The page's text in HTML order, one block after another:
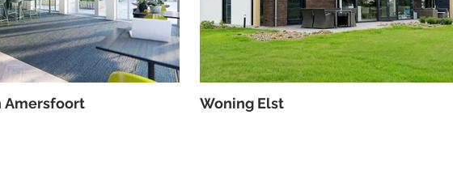
Amersfoort Woning Elst